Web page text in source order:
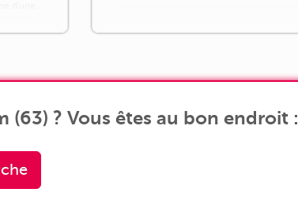
(63) ? Vous êtes au bon endroit :